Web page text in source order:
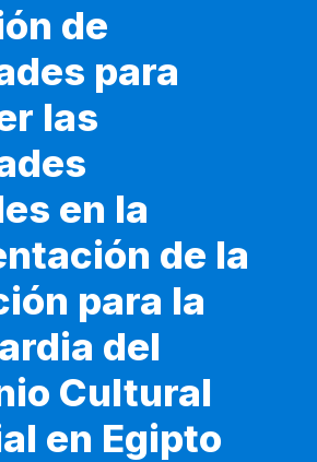
de
para
las
en la
de la
para la
del
Cultural
en Egipto